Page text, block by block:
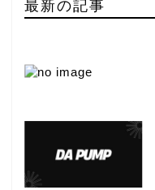
最新の記事